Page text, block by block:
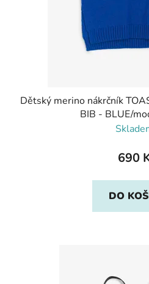
Dětský merino nákrčník
BIB - BLUE/
690
DO